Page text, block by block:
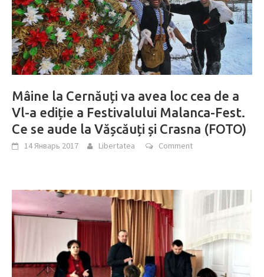
Mâine la Cernăuți va avea loc cea de a
Vl-a ediție a Festivalului Malanca-Fest.
Ce se aude la Vășcăuți și Crasna (FOTO)
14 Январь 2017 Libertatea Comment